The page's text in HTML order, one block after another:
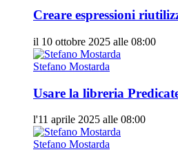
Creare espressioni
il 10 ottobre 2025 alle 08:00
Stefano Mostarda
Usare la libreria
l'11 aprile 2025 alle 08:00
Stefano Mostarda